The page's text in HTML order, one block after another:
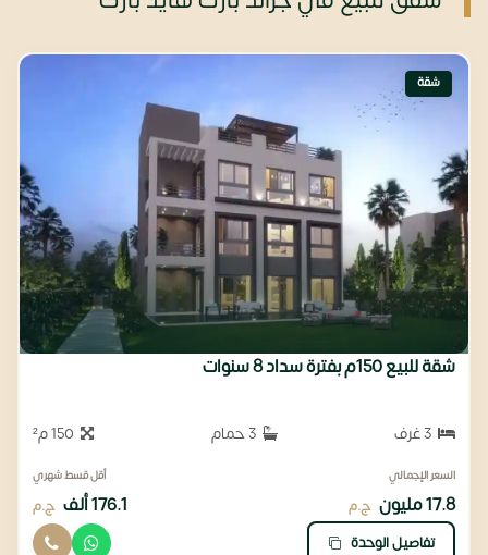
شقة
شقة للبيع 150م بفترة سداد 8 سنوات
3 حمام
السعر الإجمالي
17.8 مليون ج.م
أقل قسط شهري
176.1 ألف ج.م
تفاصيل الوحدة